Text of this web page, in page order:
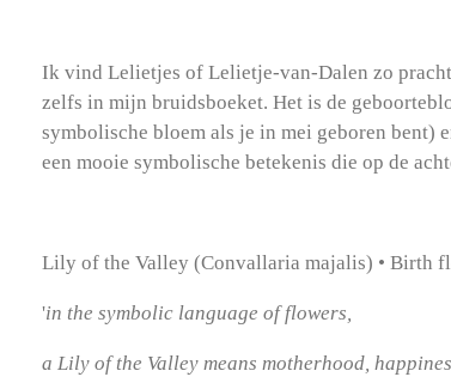
Ik vind Lelietjes of Lelietje-van-Dalen zo
zelfs in mijn bruidsboeket. Het is de
symbolische bloem als je in mei geboren bent)
een mooie symbolische betekenis die op de
Lily of the Valley (Convallaria majalis) • Birth
'in the symbolic language of flowers,
a Lily of the Valley means motherhood,